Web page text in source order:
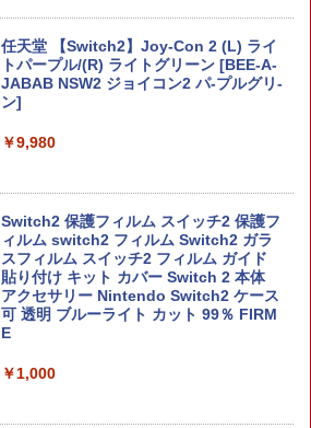
任天堂 【Switch2】Joy-Con 2 (L) ライ
トパープル/(R) ライトグリーン [BEE-A-
JABAB NSW2 ジョイコン2 パ-プルグリ-
ン]
￥9,980
Switch2 保護フィルム スイッチ2 保護フ
ィルム switch2 フィルム Switch2 ガラ
スフィルム スイッチ2 フィルム ガイド
貼り付け キット カバー Switch 2 本体
アクセサリー Nintendo Switch2 ケース
可 透明 ブルーライト カット 99％ FIRM
E
￥1,000